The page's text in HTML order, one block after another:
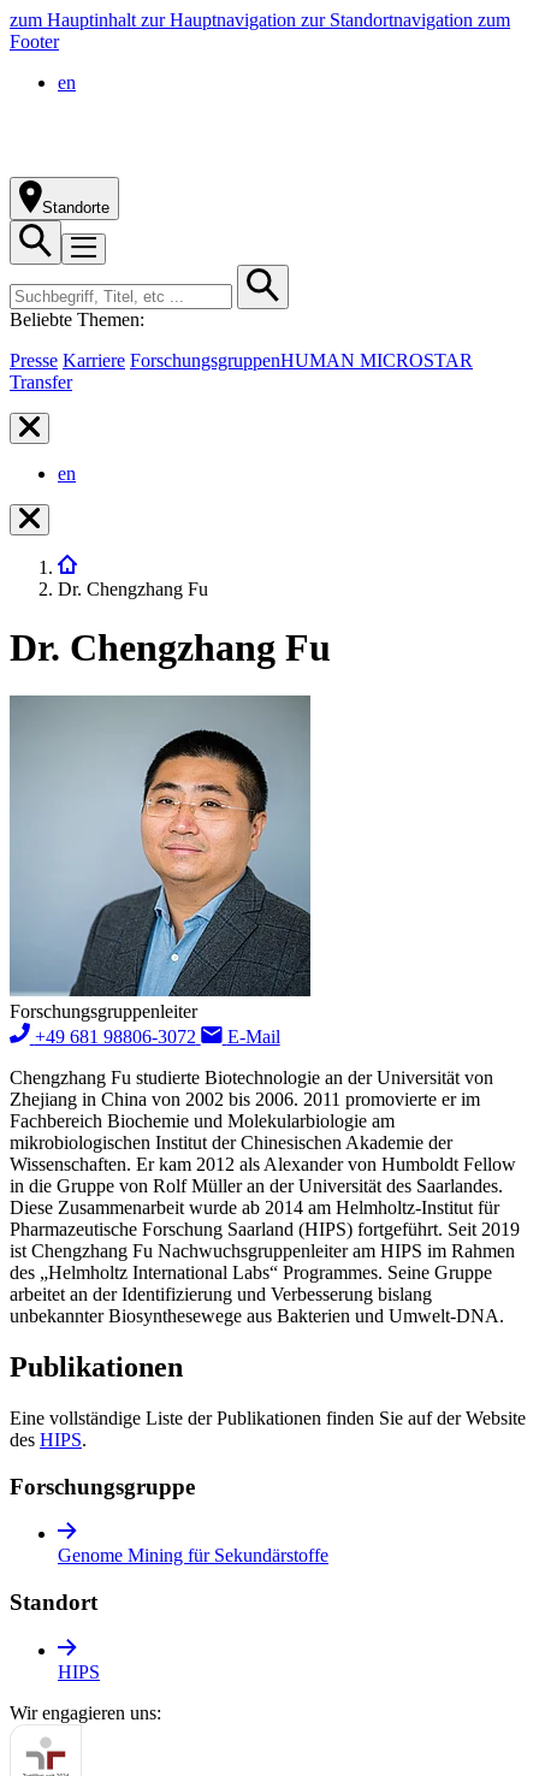
zum Hauptinhalt zur Hauptnavigation zur Standortnavigation zum
Footer
en
Standorte
Beliebte Themen:
Presse Karriere ForschungsgruppenHUMAN MICROSTAR
Transfer
en
Dr. Chengzhang Fu
Dr. Chengzhang Fu
Forschungsgruppenleiter
+49 681 98806-3072
E-Mail
Chengzhang Fu studierte Biotechnologie an der Universität von
Zhejiang in China von 2002 bis 2006. 2011 promovierte er im
Fachbereich Biochemie und Molekularbiologie am
mikrobiologischen Institut der Chinesischen Akademie der
Wissenschaften. Er kam 2012 als Alexander von Humboldt Fellow
in die Gruppe von Rolf Müller an der Universität des Saarlandes.
Diese Zusammenarbeit wurde ab 2014 am Helmholtz-Institut für
Pharmazeutische Forschung Saarland (HIPS) fortgeführt. Seit 2019
ist Chengzhang Fu Nachwuchsgruppenleiter am HIPS im Rahmen
des „Helmholtz International Labs“ Programmes. Seine Gruppe
arbeitet an der Identifizierung und Verbesserung bislang
unbekannter Biosynthesewege aus Bakterien und Umwelt-DNA.
Publikationen
Eine vollständige Liste der Publikationen finden Sie auf der Website
des HIPS.
Forschungsgruppe
Genome Mining für Sekundärstoffe
Standort
HIPS
Wir engagieren uns: